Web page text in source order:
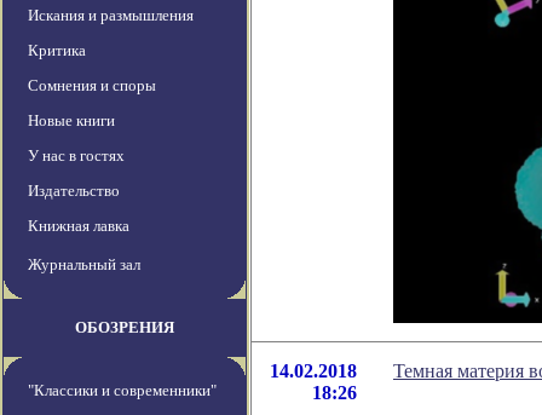
Искания и размышления
Критика
Сомнения и споры
Новые книги
У нас в гостях
Издательство
Книжная лавка
Журнальный зал
ОБОЗРЕНИЯ
"Классики и современники"
14.02.2018
18:26
Темная материя